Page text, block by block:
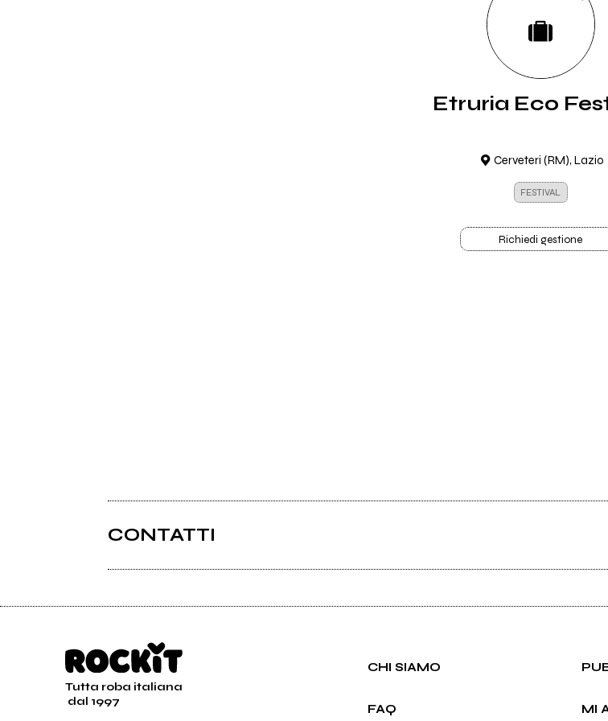
Etruria Eco
Cerveteri (RM), Lazio
FESTIVAL
Richiedi gestione
CONTATTI
Tutta roba italiana
dal 1997
CHI SIAMO
FAQ MI